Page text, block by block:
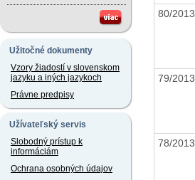
Užitočné dokumenty
Vzory žiadostí v slovenskom
jazyku a iných jazykoch
Právne predpisy
Užívateľský servis
Slobodný prístup k
informáciám
Ochrana osobných údajov
80/2013
79/2013
78/2013